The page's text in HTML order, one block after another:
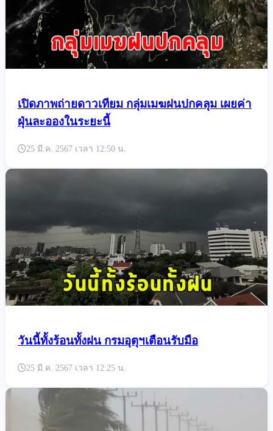
เปิดภาพถ่ายดาวเทียม กลุ่มเมฆฝนปกคลุม เผยค่า
ฝุ่นละอองในระยะนี้
25 มี.ค. 2567 เวลา 12:50 น.
วันนี้ทั้งร้อนทั้งฝน กรมอุตุฯเตือนรับมือ
25 มี.ค. 2567 เวลา 12:25 น.